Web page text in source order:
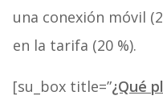
una conexión móvil
en la tarifa (20 %).
[su_box title=”¿Qué